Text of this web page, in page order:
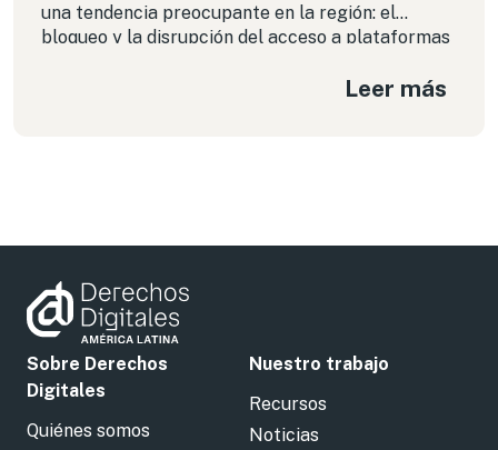
una tendencia preocupante en la región: el
bloqueo y la disrupción del acceso a plataformas
Leer más
Sobre Derechos
Digitales
Quiénes somos
Nuestro trabajo
Recursos
Noticias